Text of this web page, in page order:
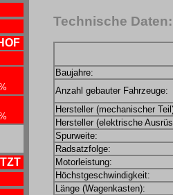
Technische
Baujahre:
Anzahl gebauter Fahrzeuge:
Hersteller (mechanischer
Hersteller (elektrische
Spurweite:
Radsatzfolge:
Motorleistung:
Höchstgeschwindigkeit:
Länge (Wagenkasten):